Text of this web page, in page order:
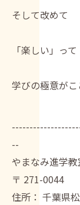
そして改めて
「楽しい」っ
学びの極意がこ
--
やまなみ進学
〒 271-0044
住所： 千葉県